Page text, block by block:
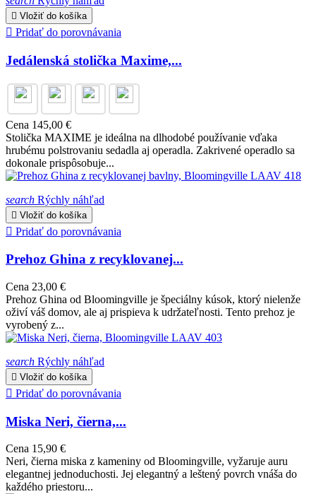
 Vložiť do košíka
 Pridať do porovnávania
Jedálenská stolička Maxime,...
Cena 145,00 €
Stolička MAXIME je ideálna na dlhodobé používanie vďaka
hrubému polstrovaniu sedadla aj operadla. Zakrivené operadlo sa
dokonale prispôsobuje...
search Rýchly náhľad
 Vložiť do košíka
 Pridať do porovnávania
Prehoz Ghina z recyklovanej...
Cena 23,00 €
Prehoz Ghina od Bloomingville je špeciálny kúsok, ktorý nielenže
oživí váš domov, ale aj prispieva k udržateľnosti. Tento prehoz je
vyrobený z...
search Rýchly náhľad
 Vložiť do košíka
 Pridať do porovnávania
Miska Neri, čierna,...
Cena 15,90 €
Neri, čierna miska z kameniny od Bloomingville, vyžaruje auru
elegantnej jednoduchosti. Jej elegantný a leštený povrch vnáša do
každého priestoru...